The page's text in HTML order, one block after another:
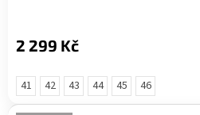
2 299 Kč
41 42 43 44 45 46